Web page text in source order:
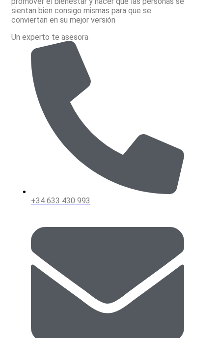
pueden
elegir
en
página
producto
sientan bien consigo mismas para que se
conviertan en su mejor versión
Un experto te asesora
+34 633 430 993